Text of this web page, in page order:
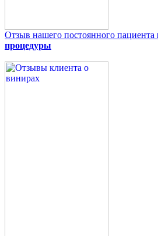
Отзыв нашего постоянного пациента
процедуры